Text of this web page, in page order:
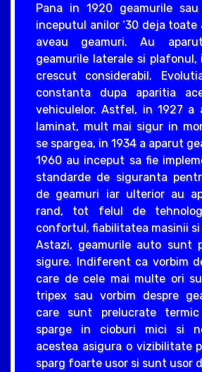
Pana in 1920 geamurile
inceputul anilor ‘30 deja
aveau geamuri. Au
geamurile laterale si
crescut considerabil.
constanta dupa aparitia
vehiculelor. Astfel, in 1927 a
laminat, mult mai sigur in
se spargea, in 1934 a aparut
1960 au inceput sa fie
standarde de siguranta
de geamuri iar ulterior au
rand, tot felul de
confortul, fiabilitatea masinii
Astazi, geamurile auto sunt
sigure. Indiferent ca vorbim
care de cele mai multe ori
tripex sau vorbim despre
care sunt prelucrate
sparge in cioburi mici si
acestea asigura o vizibilitate
sparg foarte usor si sunt usor